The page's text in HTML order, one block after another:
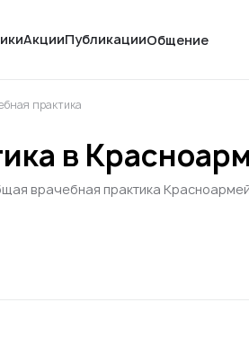
АкцииПубликацииОбщение
практика
в
врачебная практика